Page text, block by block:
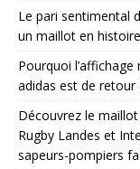
Le pari sentimental
un maillot en
Pourquoi
adidas est de retour
Découvrez le maillot
Rugby Landes et
sapeurs-pompiers